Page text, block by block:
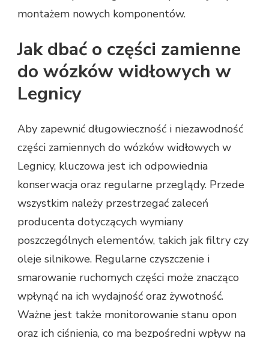
montażem nowych komponentów.
Jak dbać o części zamienne
do wózków widłowych w
Legnicy
Aby zapewnić długowieczność i niezawodność
części zamiennych do wózków widłowych w
Legnicy, kluczowa jest ich odpowiednia
konserwacja oraz regularne przeglądy. Przede
wszystkim należy przestrzegać zaleceń
producenta dotyczących wymiany
poszczególnych elementów, takich jak filtry czy
oleje silnikowe. Regularne czyszczenie i
smarowanie ruchomych części może znacząco
wpłynąć na ich wydajność oraz żywotność.
Ważne jest także monitorowanie stanu opon
oraz ich ciśnienia, co ma bezpośredni wpływ na